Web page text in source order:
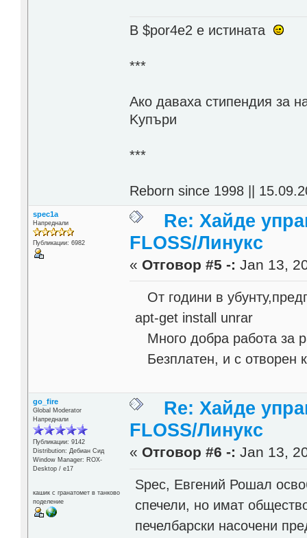
В $por4e2 e истината
***
Aко даваха стипендия за
Kупъри
***
Reborn since 1998 ||
spec1a
Напреднали
Публикации: 6982
Re: Хайде
FLOSS/Линукс
« Отговор #5 -: Jan 13,
От години в
apt-get install unrar
Много добра работа за
Безплатен, и с отворен
go_fire
Global Moderator
Напреднали
Публикации: 9142
Distribution: Дебиан Сид
Window Manager: ROX-
Desktop / е17
кашик с гранатомет в танково
поделение
Re: Хайде
FLOSS/Линукс
« Отговор #6 -: Jan 13,
Spec, Евгений Рошал
спечели, но имат
печелбарски насочени